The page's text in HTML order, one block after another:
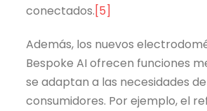
conectados.[5]
Además, los nuevos
Bespoke AI ofrecen funciones
se adaptan a las necesidades
consumidores. Por ejemplo, el